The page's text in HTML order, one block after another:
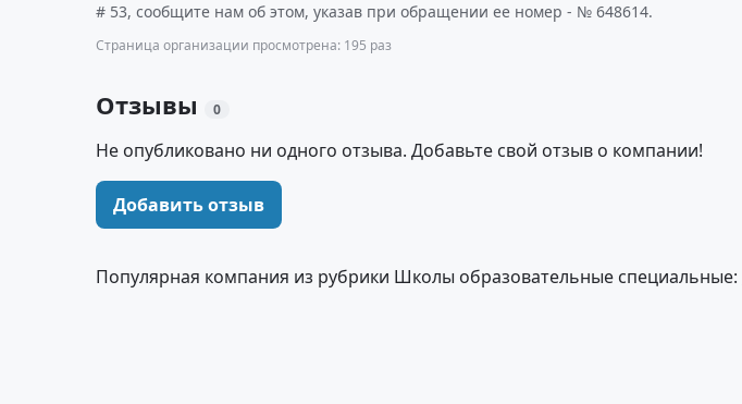
# 53, сообщите нам об этом, указав при обращении ее номер - № 648614.
Страница организации просмотрена: 195 раз
Отзывы 0
Не опубликовано ни одного отзыва. Добавьте свой отзыв о компании!
Добавить отзыв
Популярная компания из рубрики Школы образовательные специальные: